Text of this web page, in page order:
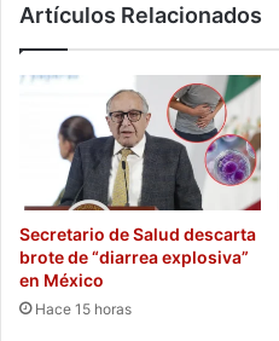
Artículos Relacionados
Secretario de Salud descarta
brote de “diarrea explosiva”
en México
Hace 15 horas